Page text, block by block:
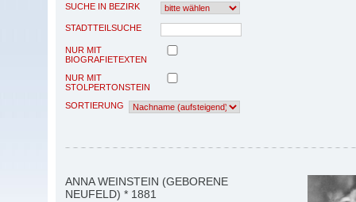
SUCHE IN BEZIRK
STADTTEILSUCHE
NUR MIT
BIOGRAFIETEXTEN
NUR MIT
STOLPERTONSTEIN
SORTIERUNG
ANNA WEINSTEIN (GEBORENE
NEUFELD) * 1881